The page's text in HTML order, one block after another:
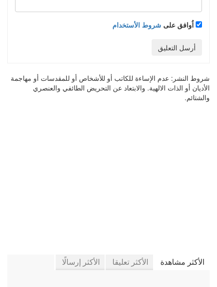
اُوافق على شروط الأستخدام
أرسل التعليق
شروط النشر: عدم الإساءة للكاتب أو للأشخاص أو للمقدسات أو مهاجمة
الأديان أو الذات الالهية. والابتعاد عن التحريض الطائفي والعنصري
والشتائم.
الأكثر مشاهدة الأكثر تعليقا الأكثر إرسالًا